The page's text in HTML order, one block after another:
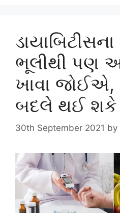
ભૂલીથી પણ
ખાવા જોઈએ,
બદલે થઈ શકે
30th September 2021 by